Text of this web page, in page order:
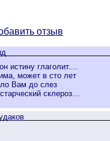
отзыв
истину глаголит....
может в сто лет
Вам до слез
склероз...